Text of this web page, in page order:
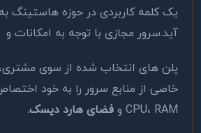
یک کلمه کاربردی در حوزه هاستینگ
آید.سرور مجازی با توجه به امکانات و
پلن های انتخاب شده از سوی
خاصی از منابع سرور را به خود
CPU، RAM و فضای هارد دیسک.